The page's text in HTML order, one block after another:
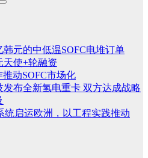
韩元的中低温SOFC电堆订单
天使+轮融资
推动SOFC市场化
布全新氢电重卡 双方达成战略
统启运欧洲，以工程实践推动